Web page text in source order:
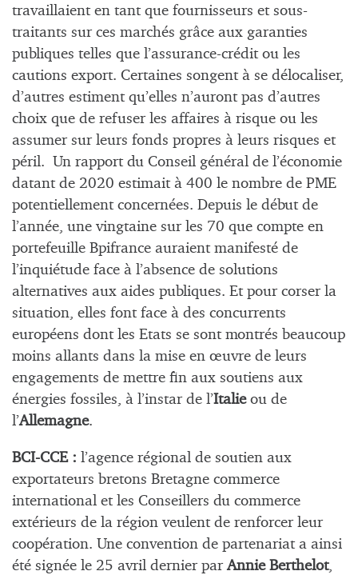
travaillaient en tant que fournisseurs et sous-
traitants sur ces marchés grâce aux garanties
publiques telles que l’assurance-crédit ou les
cautions export. Certaines songent à se délocaliser,
d’autres estiment qu’elles n’auront pas d’autres
choix que de refuser les affaires à risque ou les
assumer sur leurs fonds propres à leurs risques et
péril. Un rapport du Conseil général de l’économie
datant de 2020 estimait à 400 le nombre de PME
potentiellement concernées. Depuis le début de
l’année, une vingtaine sur les 70 que compte en
portefeuille Bpifrance auraient manifesté de
l’inquiétude face à l’absence de solutions
alternatives aux aides publiques. Et pour corser la
situation, elles font face à des concurrents
européens dont les Etats se sont montrés beaucoup
moins allants dans la mise en œuvre de leurs
engagements de mettre fin aux soutiens aux
énergies fossiles, à l’instar de l’Italieou de
l’Allemagne.
BCI-CCE : l’agence régional de soutien aux
exportateurs bretons Bretagne commerce
international et les Conseillers du commerce
extérieurs de la région veulent de renforcer leur
coopération. Une convention de partenariat a ainsi
été signée le 25 avril dernier parAnnie Berthelot,